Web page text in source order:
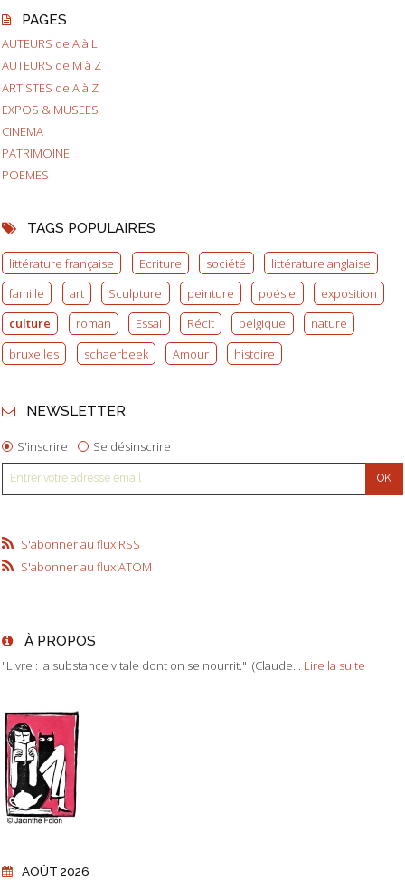
PAGES
AUTEURS de A à L
AUTEURS de M à Z
ARTISTES de A à Z
EXPOS & MUSEES
CINEMA
PATRIMOINE
POEMES
TAGS POPULAIRES
littérature française Ecriture société
littérature anglaise
famille
art Sculpture peinture poésie
exposition
culture
roman Essai Récit belgique
nature
bruxelles
schaerbeek Amour histoire
NEWSLETTER
S'inscrire Se désinscrire
S'abonner au flux RSS
S'abonner au flux ATOM
À PROPOS
"Livre : la substance vitale dont on se nourrit." (Claude... Lire la suite
AOÛT 2026